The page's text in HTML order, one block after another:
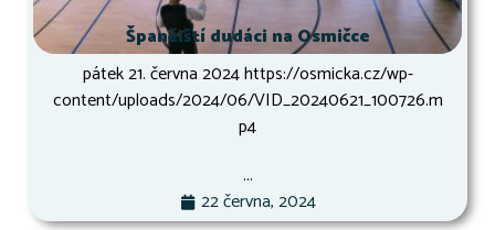
Španělští dudáci na Osmičce
pátek 21. června 2024 https://osmicka.cz/wp-
content/uploads/2024/06/VID_20240621_100726.m
p4
...
22 června, 2024